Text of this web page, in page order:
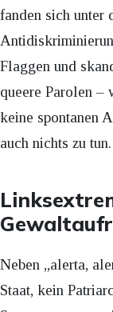
fanden sich unter
Flaggen und
queere Parolen –
keine spontanen
auch nichts zu tun.
Neben „alerta,
Staat, kein